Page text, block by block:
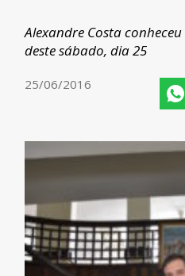
Alexandre Costa
deste sábado, dia 25
25/06/2016